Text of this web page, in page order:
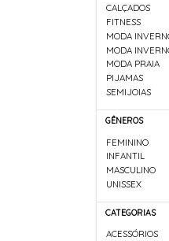
CALÇADOS
FITNESS
MODA
MODA
MODA PRAIA
PIJAMAS
SEMIJOIAS
GÊNEROS
FEMININO
INFANTIL
MASCULINO
UNISSEX
CATEGORIAS
ACESSÓRIOS